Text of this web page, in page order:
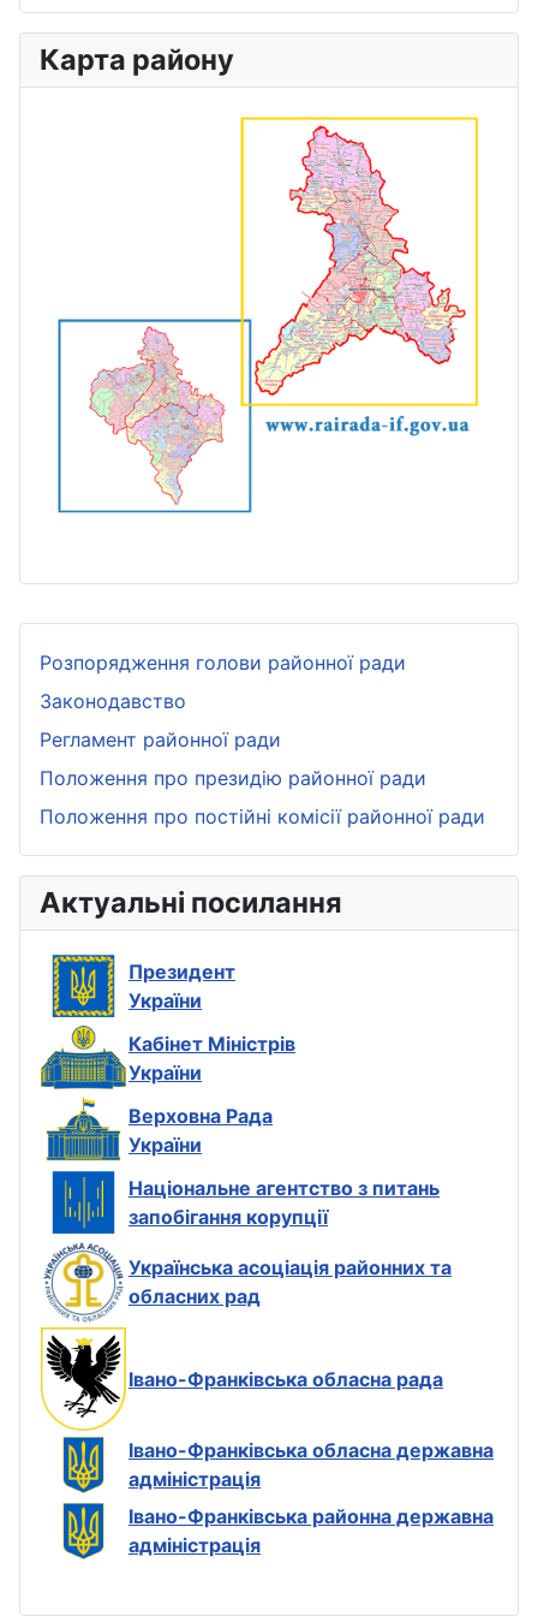
Розпорядження голови районної ради
Законодавство
Регламент районної ради
Положення про президію районної ради
Положення про постійні комісії районної ради
Актуальні посилання
Президент
України
Кабінет Міністрів
України
Верховна Рада
України
Національне агентство з питань
запобігання корупції
Українська асоціація районних та
обласних рад
Івано-Франківська обласна рада
Івано-Франківська обласна державна
адміністрація
Івано-Франківська районна державна
адміністрація
Карта району